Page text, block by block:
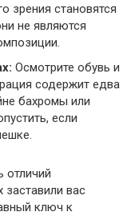
зрения становятся
не являются
Осмотрите обувь и
содержит едва
бахромы или
если
отличий
заставили вас
ключ к